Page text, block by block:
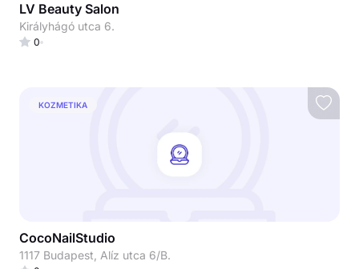
LV Beauty Salon
Királyhágó utca 6.
0
KOZMETIKA
CocoNailStudio
1117 Budapest, Alíz utca 6/B.